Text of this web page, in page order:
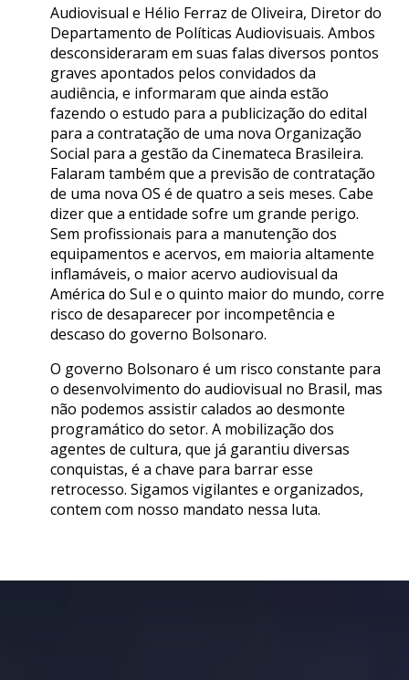
Audiovisual e Hélio Ferraz de Oliveira, Diretor do
Departamento de Políticas Audiovisuais. Ambos
desconsideraram em suas falas diversos pontos
graves apontados pelos convidados da
audiência, e informaram que ainda estão
fazendo o estudo para a publicização do edital
para a contratação de uma nova Organização
Social para a gestão da Cinemateca Brasileira.
Falaram também que a previsão de contratação
de uma nova OS é de quatro a seis meses. Cabe
dizer que a entidade sofre um grande perigo.
Sem profissionais para a manutenção dos
equipamentos e acervos, em maioria altamente
inflamáveis, o maior acervo audiovisual da
América do Sul e o quinto maior do mundo, corre
risco de desaparecer por incompetência e
descaso do governo Bolsonaro.
O governo Bolsonaro é um risco constante para
o desenvolvimento do audiovisual no Brasil, mas
não podemos assistir calados ao desmonte
programático do setor. A mobilização dos
agentes de cultura, que já garantiu diversas
conquistas, é a chave para barrar esse
retrocesso. Sigamos vigilantes e organizados,
contem com nosso mandato nessa luta.